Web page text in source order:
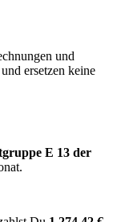
und
ersetzen keine
E 13 der